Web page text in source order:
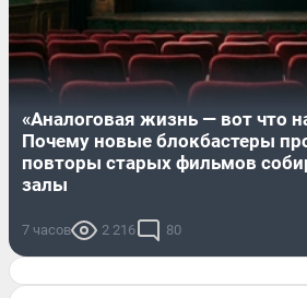
«Аналоговая жизнь — вот что
Почему новые блокбастеры
повторы старых фильмов
залы
7 часов 2 216 80